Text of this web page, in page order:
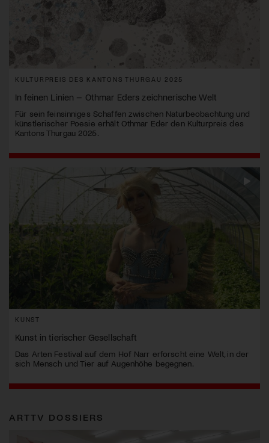
KULTURPREIS DES KANTONS THURGAU 2025
In feinen Linien – Othmar Eders zeichnerische Welt
Für sein feinsinniges Schaffen zwischen Naturbeobachtung und
künstlerischer Poesie erhält Othmar Eder den Kulturpreis des
Kantons Thurgau 2025.
KUNST
Kunst in tierischer Gesellschaft
Das Arten Festival auf dem Hof Narr erforscht eine Welt, in der
sich Mensch und Tier auf Augenhöhe begegnen.
ARTTV DOSSIERS